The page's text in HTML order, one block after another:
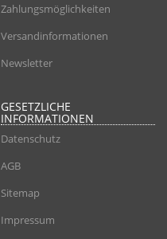
Zahlungsmöglichkeiten
Versandinformationen
Newsletter
GESETZLICHE
INFORMATIONEN
Datenschutz
AGB
Sitemap
Impressum